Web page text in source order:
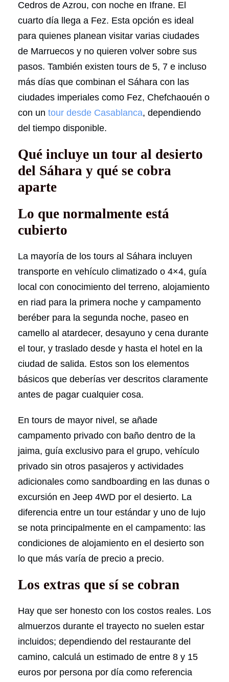
Cedros de Azrou, con noche en Ifrane. El
cuarto día llega a Fez. Esta opción es ideal
para quienes planean visitar varias ciudades
de Marruecos y no quieren volver sobre sus
pasos. También existen tours de 5, 7 e incluso
más días que combinan el Sáhara con las
ciudades imperiales como Fez, Chefchaouén o
con un tour desde Casablanca, dependiendo
del tiempo disponible.
Qué incluye un tour al desierto
del Sáhara y qué se cobra
aparte
Lo que normalmente está
cubierto
La mayoría de los tours al Sáhara incluyen
transporte en vehículo climatizado o 4×4, guía
local con conocimiento del terreno, alojamiento
en riad para la primera noche y campamento
beréber para la segunda noche, paseo en
camello al atardecer, desayuno y cena durante
el tour, y traslado desde y hasta el hotel en la
ciudad de salida. Estos son los elementos
básicos que deberías ver descritos claramente
antes de pagar cualquier cosa.
En tours de mayor nivel, se añade
campamento privado con baño dentro de la
jaima, guía exclusivo para el grupo, vehículo
privado sin otros pasajeros y actividades
adicionales como sandboarding en las dunas o
excursión en Jeep 4WD por el desierto. La
diferencia entre un tour estándar y uno de lujo
se nota principalmente en el campamento: las
condiciones de alojamiento en el desierto son
lo que más varía de precio a precio.
Los extras que sí se cobran
Hay que ser honesto con los costos reales. Los
almuerzos durante el trayecto no suelen estar
incluidos; dependiendo del restaurante del
camino, calculá un estimado de entre 8 y 15
euros por persona por día como referencia